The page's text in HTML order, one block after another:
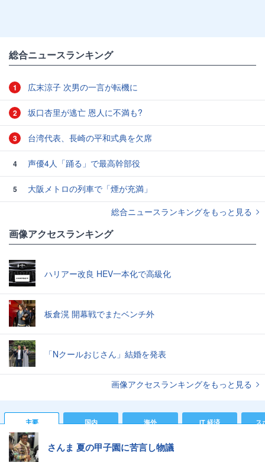
総合ニュースランキング
1 広末涼子 次男の一言が転機に
2 坂口杏里が逃亡 恩人に不満も?
3 台湾代表、長崎の平和式典を欠席
4 声優4人「踊る」で最高幹部役
5
大阪メトロの列車で「煙が充満」
総合ニュースランキングをもっと見る
画像アクセスランキング
ハリアー改良 HEV一本化で高級化
板倉滉 開幕戦でまたベンチ外
「Nクールおじさん」結婚を発表
画像アクセスランキングをもっと見る
主要 国内 海外 IT 経済 ス
さんま 夏の甲子園に苦言し物議